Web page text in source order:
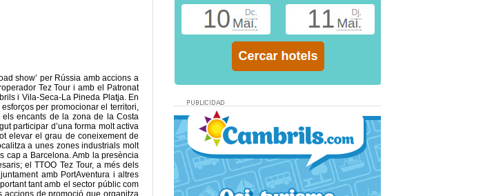
show’ per Rússia amb accions a
Tez Tour i amb el Patronat
i Vila-Seca-La Pineda Platja. En
per promocionar el territori,
encants de la zona de la Costa
participar d’una forma molt activa
elevar el grau de coneixement de
a unes zones industrials molt
cap a Barcelona. Amb la presència
el TTOO Tez Tour, a més dels
amb PortAventura i altres
tant amb el sector públic com
de promoció que organitza